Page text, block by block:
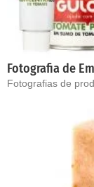
Fotografia de
Fotografias de